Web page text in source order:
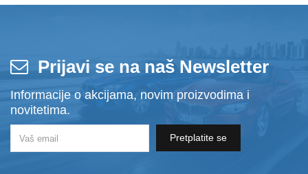
Prijavi se na naš Newsletter
Informacije o akcijama, novim proizvodima i
novitetima.
Pretplatite se